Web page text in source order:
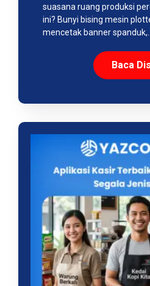
suasana ruang produksi
ini? Bunyi bising mesin
mencetak banner spanduk,…
Baca